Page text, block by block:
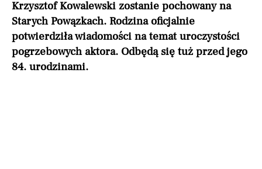
Krzysztof Kowalewski zostanie pochowany na
Starych Powązkach. Rodzina oficjalnie
potwierdziła wiadomości na temat uroczystości
pogrzebowych aktora. Odbędą się tuż przed jego
84. urodzinami.